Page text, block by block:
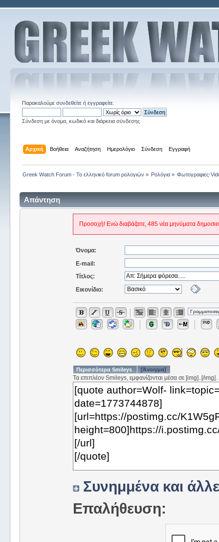
Παρακαλούμε συνδεθείτεή εγγραφείτε.
Σύνδεση με όνομα, κωδικό και διάρκεια σύνδεσης
Αρχική Βοήθεια Αναζήτηση Ημερολόγιο Σύνδεση Εγγραφή
Greek Watch Forum - Το ελληνικό forum ρολογιών » Ρολόγια » Φωτογραφιες-
Απάντηση
Προσοχή! Ενώ διαβάζατε, 485 νέα μηνύματα
Όνομα:
E-mail:
Τίτλος:
Εικονίδιο:
Περισσότερα Smileys [Άνοιγμα]
Τα επιπλέον Smileys, εμφανίζονται μέσα σε [img]..[/img].
Συνημμένα και
Επαλήθευση: